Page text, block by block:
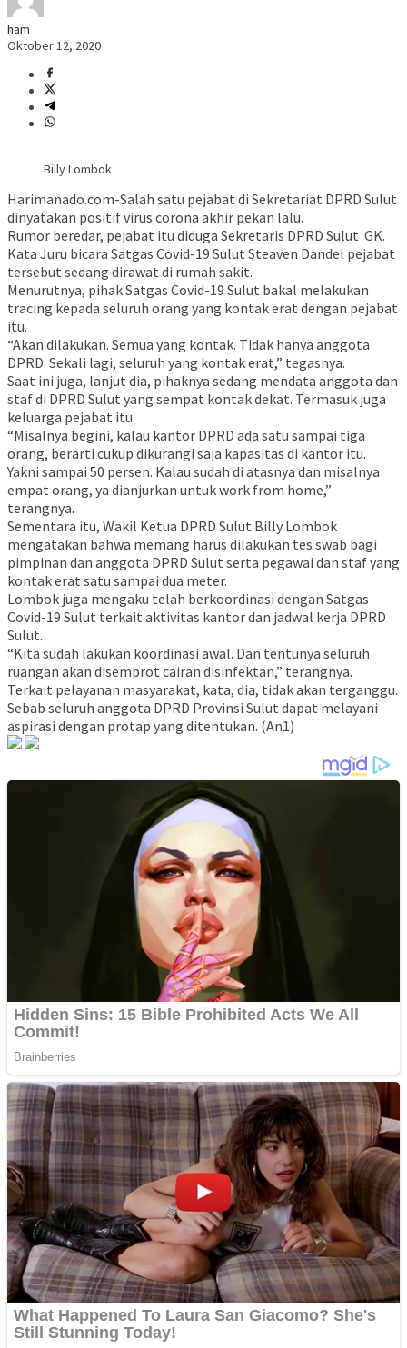
ham
Oktober 12, 2020
Billy Lombok
Harimanado.com-Salah satu pejabat di Sekretariat DPRD Sulut
dinyatakan positif virus corona akhir pekan lalu.
Rumor beredar, pejabat itu diduga Sekretaris DPRD Sulut GK.
Kata Juru bicara Satgas Covid-19 Sulut Steaven Dandel pejabat
tersebut sedang dirawat di rumah sakit.
Menurutnya, pihak Satgas Covid-19 Sulut bakal melakukan
tracing kepada seluruh orang yang kontak erat dengan pejabat
itu.
“Akan dilakukan. Semua yang kontak. Tidak hanya anggota
DPRD. Sekali lagi, seluruh yang kontak erat,” tegasnya.
Saat ini juga, lanjut dia, pihaknya sedang mendata anggota dan
staf di DPRD Sulut yang sempat kontak dekat. Termasuk juga
keluarga pejabat itu.
“Misalnya begini, kalau kantor DPRD ada satu sampai tiga
orang, berarti cukup dikurangi saja kapasitas di kantor itu.
Yakni sampai 50 persen. Kalau sudah di atasnya dan misalnya
empat orang, ya dianjurkan untuk work from home,”
terangnya.
Sementara itu, Wakil Ketua DPRD Sulut Billy Lombok
mengatakan bahwa memang harus dilakukan tes swab bagi
pimpinan dan anggota DPRD Sulut serta pegawai dan staf yang
kontak erat satu sampai dua meter.
Lombok juga mengaku telah berkoordinasi dengan Satgas
Covid-19 Sulut terkait aktivitas kantor dan jadwal kerja DPRD
Sulut.
“Kita sudah lakukan koordinasi awal. Dan tentunya seluruh
ruangan akan disemprot cairan disinfektan,” terangnya.
Terkait pelayanan masyarakat, kata, dia, tidak akan terganggu.
Sebab seluruh anggota DPRD Provinsi Sulut dapat melayani
aspirasi dengan protap yang ditentukan. (An1)